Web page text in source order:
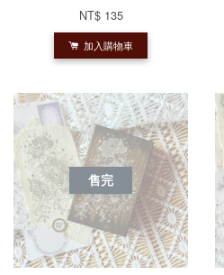
NT$ 135
加入購物車
售完